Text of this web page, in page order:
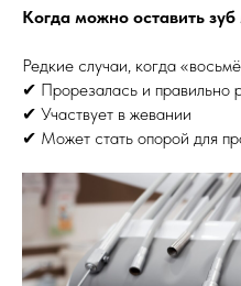
Когда можно оставить
Редкие случаи, когда
✔ Прорезалась и правильно
✔ Участвует в жевании
✔ Может стать опорой для